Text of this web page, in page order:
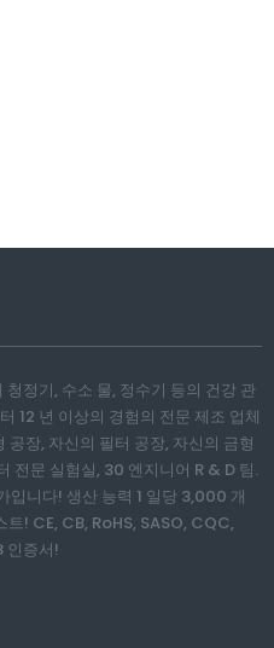
기, 수소 물, 정수기 등의 건강 관
12 년 이상의 경험의 전문 제조 업체
장, 자신의 필터 공장, 자신의 금형
전문 실험실, 30 엔지니어 R & D 팀.
입니다! 생산 능력 1 일당 3,000 개
! CE, CB, RoHS, SASO, CQC,
증서!